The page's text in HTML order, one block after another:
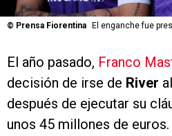
© Prensa Fiorentina El enganche fue
El año pasado, Franco
decisión de irse de River al
después de ejecutar su
unos 45 millones de